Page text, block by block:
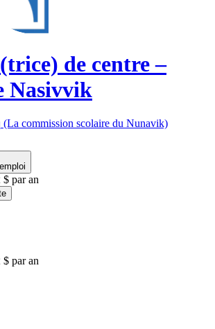
de centre –
Nasivvik
commission scolaire du Nunavik)
par an
par an